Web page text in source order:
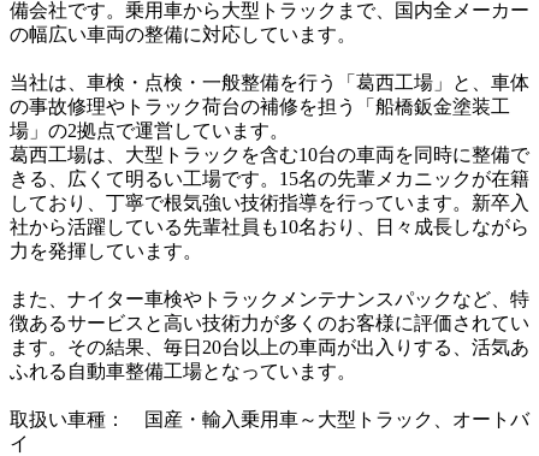
備会社です。乗用車から大型トラックまで、国内全メーカー
の幅広い車両の整備に対応しています。
当社は、車検・点検・一般整備を行う「葛西工場」と、車体
の事故修理やトラック荷台の補修を担う「船橋鈑金塗装工
場」の2拠点で運営しています。
葛西工場は、大型トラックを含む10台の車両を同時に整備で
きる、広くて明るい工場です。15名の先輩メカニックが在籍
しており、丁寧で根気強い技術指導を行っています。新卒入
社から活躍している先輩社員も10名おり、日々成長しながら
力を発揮しています。
また、ナイター車検やトラックメンテナンスパックなど、特
徴あるサービスと高い技術力が多くのお客様に評価されてい
ます。その結果、毎日20台以上の車両が出入りする、活気あ
ふれる自動車整備工場となっています。
取扱い車種：　国産・輸入乗用車～大型トラック、オートバ
イ